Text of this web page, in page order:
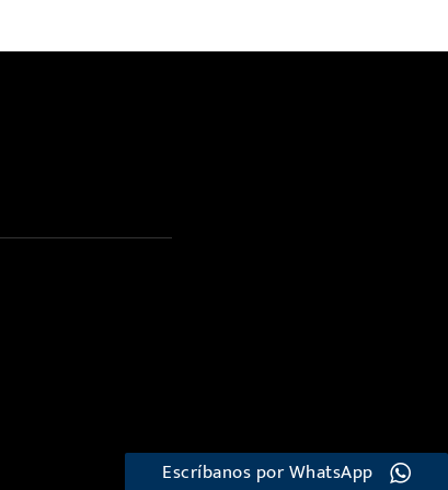
Escríbanos por WhatsApp